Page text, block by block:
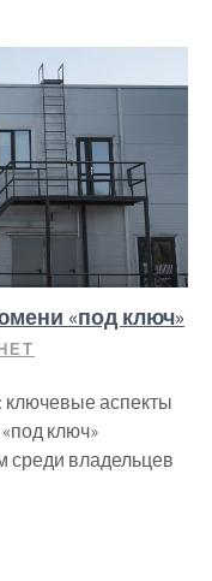
«под ключ»
ключевые аспекты
ключ»
среди владельцев